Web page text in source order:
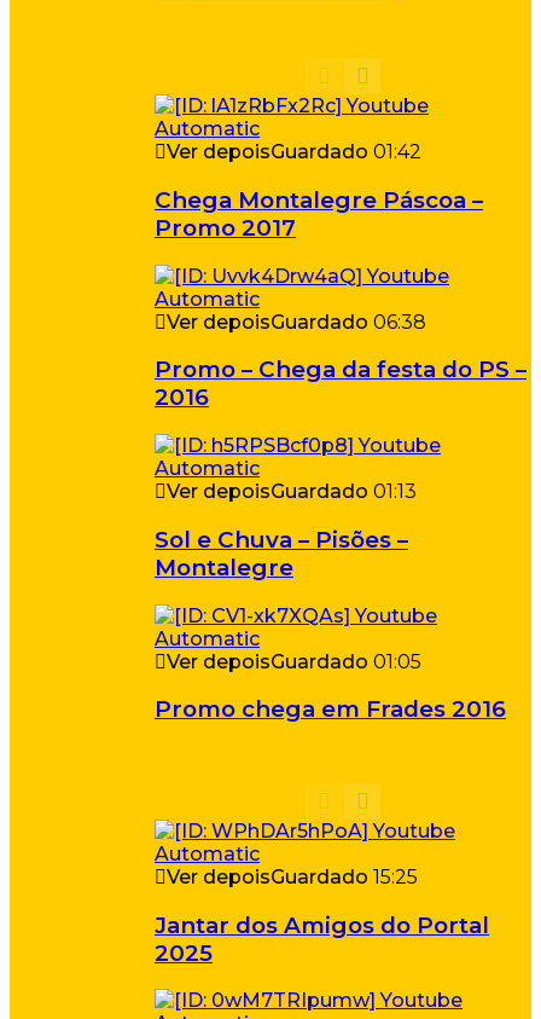
Ver depoisGuardado 01:42
Chega Montalegre Páscoa –
Promo 2017
Ver depoisGuardado 06:38
Promo – Chega da festa do PS –
2016
Ver depoisGuardado 01:13
Sol e Chuva – Pisões –
Montalegre
Ver depoisGuardado 01:05
Promo chega em Frades 2016
Ver depoisGuardado 15:25
Jantar dos Amigos do Portal
2025